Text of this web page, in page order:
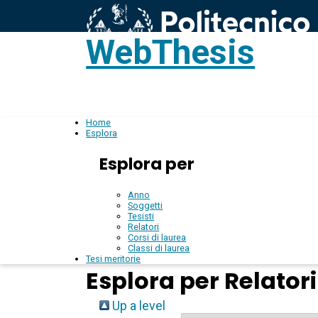
WebThesis
Home
Esplora
Esplora per
Anno
Soggetti
Tesisti
Relatori
Corsi di laurea
Classi di laurea
Tesi meritorie
Esplora per Relatori
Up a level